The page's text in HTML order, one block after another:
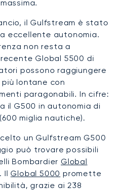
il Gulfstream è stato
eccellente autonomia.
non resta a
Global 5500 di
possono raggiungere
lontane con
paragonabili. In cifre:
il G500 in autonomia di
miglia nautiche).
un Gulfstream G500
può trovare possibili
Bombardier Global
. IlGlobal 5000 promette
grazie ai 238